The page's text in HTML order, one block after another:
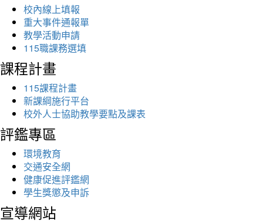
校內線上填報
重大事件通報單
教學活動申請
115職課務選填
課程計畫
115課程計畫
新課綱施行平台
校外人士協助教學要點及課表
評鑑專區
環境教育
交通安全網
健康促進評鑑網
學生獎懲及申訴
宣導網站